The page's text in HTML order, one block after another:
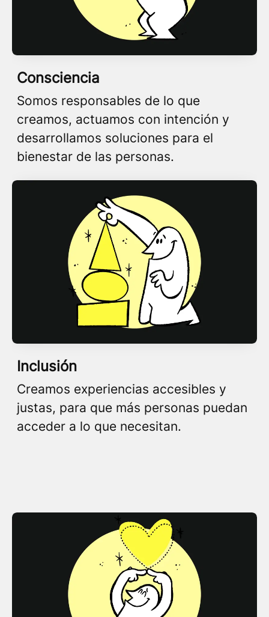
Consciencia
Somos responsables de lo que
creamos, actuamos con intención y
desarrollamos soluciones para el
bienestar de las personas.
Inclusión
Creamos experiencias accesibles y
justas, para que más personas puedan
acceder a lo que necesitan.